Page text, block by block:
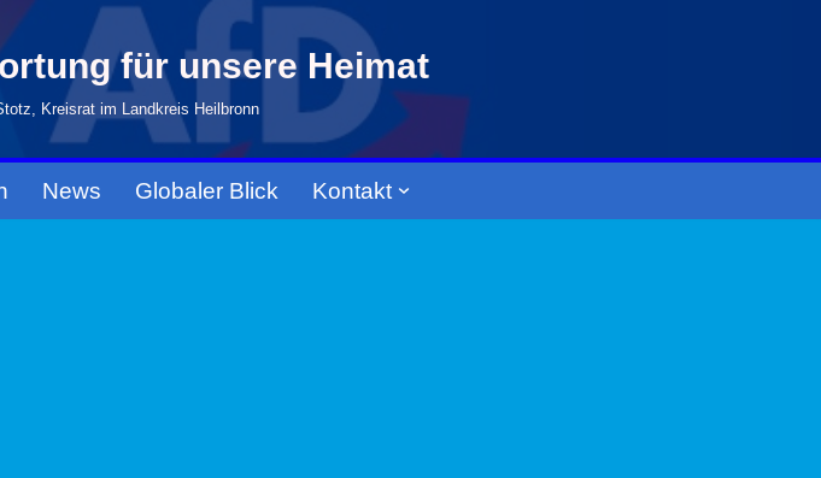
für unsere Heimat
Kreisrat im Landkreis Heilbronn
News Globaler Blick Kontakt